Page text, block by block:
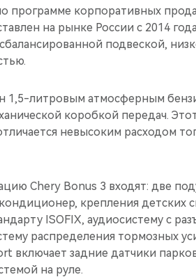
программе корпоративных
на рынке России с 2014
подвеской,
1,5-литровым атмосферным
коробкой передач.
невысоким расходом
Chery Bonus 3 входят: две
крепления детских
ISOFIX, аудиосистему с
распределения тормозных
включает задние датчики
на руле.